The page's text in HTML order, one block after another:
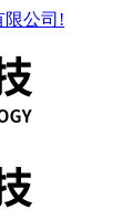
限公司!